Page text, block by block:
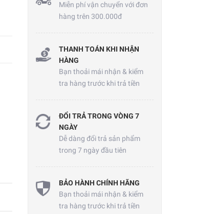
Miễn phí vận chuyển với đơn
hàng trên 300.000đ
THANH TOÁN KHI NHẬN
HÀNG
Bạn thoải mái nhận & kiểm
tra hàng trước khi trả tiền
ĐỔI TRẢ TRONG VÒNG 7
NGÀY
Dễ dàng đổi trả sản phẩm
trong 7 ngày đầu tiên
BẢO HÀNH CHÍNH HÃNG
Bạn thoải mái nhận & kiểm
tra hàng trước khi trả tiền